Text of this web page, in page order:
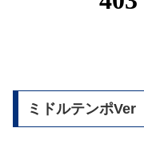
ミドルテンポVer